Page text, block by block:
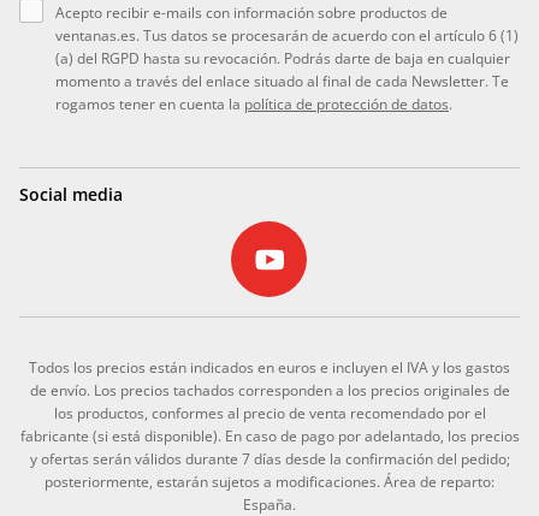
Acepto recibir e-mails con información sobre productos de
ventanas.es. Tus datos se procesarán de acuerdo con el artículo 6 (1)
(a) del RGPD hasta su revocación. Podrás darte de baja en cualquier
momento a través del enlace situado al final de cada Newsletter. Te
rogamos tener en cuenta la política de protección de datos.
Social media
Todos los precios están indicados en euros e incluyen el IVA y los gastos
de envío. Los precios tachados corresponden a los precios originales de
los productos, conformes al precio de venta recomendado por el
fabricante (si está disponible). En caso de pago por adelantado, los precios
y ofertas serán válidos durante 7 días desde la confirmación del pedido;
posteriormente, estarán sujetos a modificaciones. Área de reparto:
España.